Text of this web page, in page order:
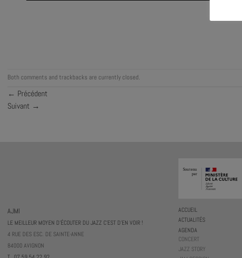
Both comments and trackbacks are currently closed.
← Précédent
Suivant →
AJMI
LE MEILLEUR MOYEN D'ÉCOUTER DU JAZZ C'EST D'EN VOIR !
4 RUE DES ESC. DE SAINTE-ANNE
84000 AVIGNON
ACCUEIL
ACTUALITÉS
AGENDA
CONCERT
JAZZ STORY